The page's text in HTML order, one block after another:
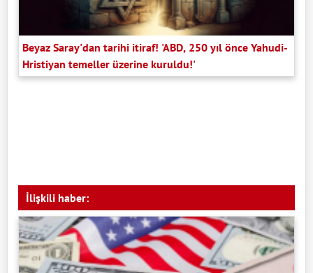
Beyaz Saray'dan tarihi itiraf! 'ABD, 250 yıl önce Yahudi-
Hristiyan temeller üzerine kuruldu!'
İlişkili haber: